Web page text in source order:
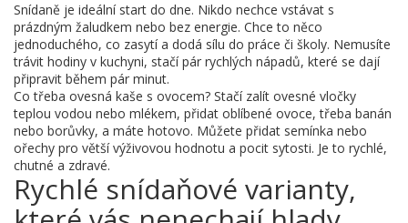
Snídaně je ideální start do dne. Nikdo nechce vstávat s
prázdným žaludkem nebo bez energie. Chce to něco
jednoduchého, co zasytí a dodá sílu do práce či školy. Nemusíte
trávit hodiny v kuchyni, stačí pár rychlých nápadů, které se dají
připravit během pár minut.
Co třeba ovesná kaše s ovocem? Stačí zalít ovesné vločky
teplou vodou nebo mlékem, přidat oblíbené ovoce, třeba banán
nebo borůvky, a máte hotovo. Můžete přidat semínka nebo
ořechy pro větší výživovou hodnotu a pocit sytosti. Je to rychlé,
chutné a zdravé.
Rychlé snídaňové varianty,